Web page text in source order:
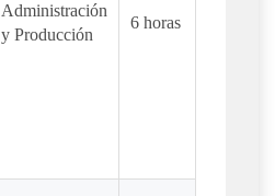
Administración
y Producción
6 horas